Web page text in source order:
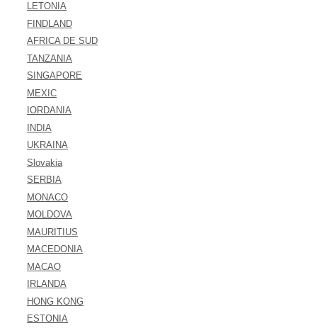
LETONIA
FINDLAND
AFRICA DE SUD
TANZANIA
SINGAPORE
MEXIC
IORDANIA
INDIA
UKRAINA
Slovakia
SERBIA
MONACO
MOLDOVA
MAURITIUS
MACEDONIA
MACAO
IRLANDA
HONG KONG
ESTONIA